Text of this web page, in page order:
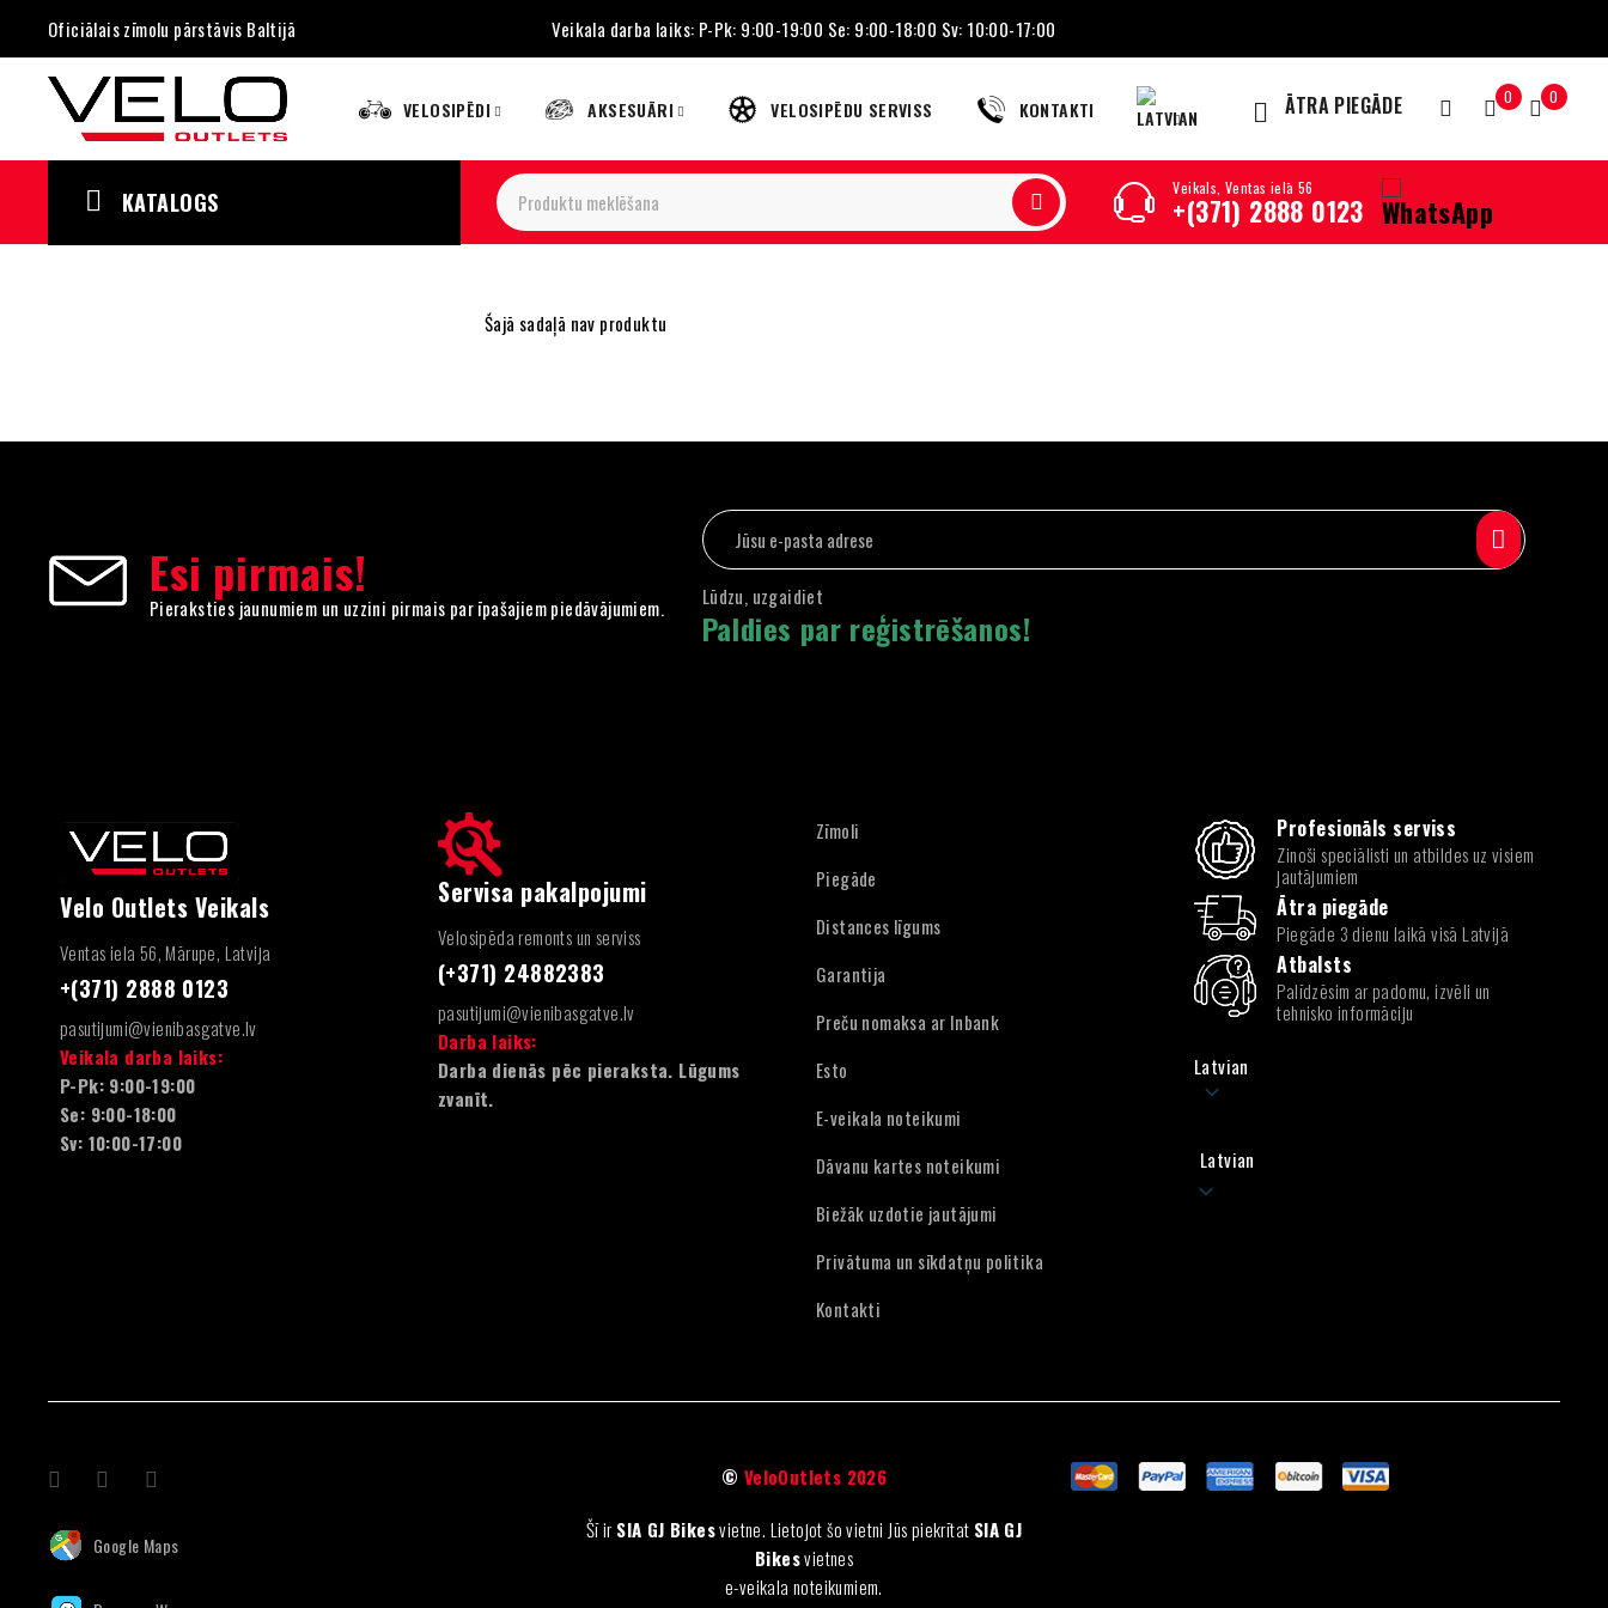
Oficiālais zīmolu pārstāvis Baltijā Veikala darba laiks: P-Pk: 9:00-19:00 Se: 9:00-18:00 Sv: 10:00-17:00
VELOSIPĒDI AKSESUĀRI VELOSIPĒDU SERVISS KONTAKTI ĀTRA PIEGĀDE 0 0
KATALOGS Veikals, Ventas ielā 56
+(371) 2888 0123
Šajā sadaļā nav produktu
Esi pirmais!
Pieraksties jaunumiem un uzzini pirmais par īpašajiem piedāvājumiem. Lūdzu, uzgaidiet
Paldies par reģistrēšanos!
Velo Outlets Veikals
Ventas iela 56, Mārupe, Latvija
+(371) 2888 0123
pasutijumi@vienibasgatve.lv
Veikala darba laiks:
P-Pk: 9:00-19:00
Se: 9:00-18:00
Sv: 10:00-17:00
Servisa pakalpojumi
Velosipēda remonts un serviss
(+371) 24882383
pasutijumi@vienibasgatve.lv
Darba laiks:
Darba dienās pēc pieraksta. Lūgums
zvanīt.
Zīmoli
Piegāde
Distances līgums
Garantija
Preču nomaksa ar Inbank
Esto
E-veikala noteikumi
Dāvanu kartes noteikumi
Biežāk uzdotie jautājumi
Privātuma un sīkdatņu politika
Kontakti
Profesionāls serviss
Zinoši speciālisti un atbildes uz visiem
jautājumiem
Ātra piegāde
Piegāde 3 dienu laikā visā Latvijā
Atbalsts
Palīdzēsim ar padomu, izvēli un
tehnisko informāciju
Latvian
Latvian
Google Maps
© VeloOutlets 2026
Šī irSIA GJ Bikesvietne. Lietojot šo vietni Jūs piekrītat SIA GJ
Bikesvietnes
e-veikala noteikumiem.